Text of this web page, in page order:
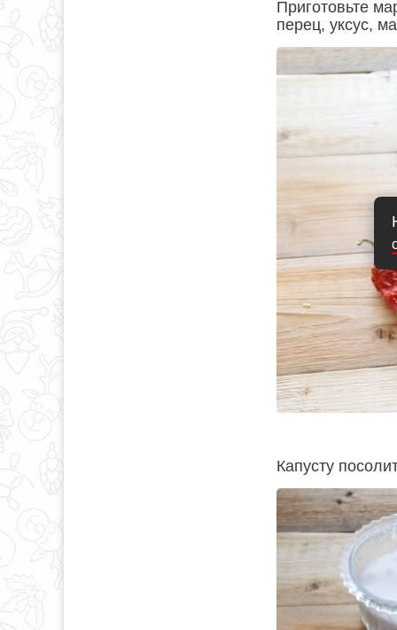
Приготовьте
перец, уксус,
Капусту